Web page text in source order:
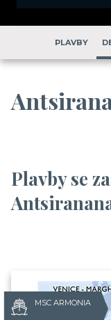
PLAVBY
Plavby se
MSC ARMONIA